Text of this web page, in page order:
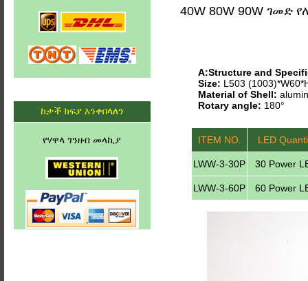
40W 80W 90W ገመድ
A:Structure and
Size: L503
Material of Shell:
Rotary angle: 180°
ITEM NO. LED
LWW-3-30P 30 Power
LWW-3-60P 60 Power
ከታች ክፍያ እንቀበላለን
የሃዋላ ገንዘብ መላኪያ